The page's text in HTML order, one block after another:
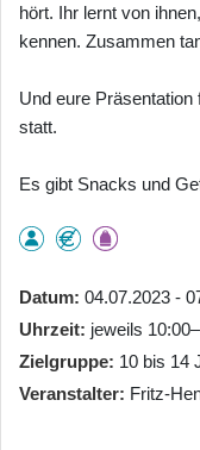
hört. Ihr lernt von
kennen. Zusammen
Und eure
statt.
Es gibt Snacks und
Datum 04.07.2023 -
Uhrzeit jeweils
Zielgruppe 10 bis 14
Veranstalter Fritz-